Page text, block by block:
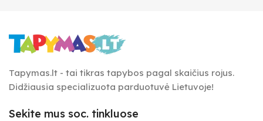
Tapymas.lt - tai tikras tapybos pagal skaičius rojus.
Didžiausia specializuota parduotuvė Lietuvoje!
Sekite mus soc. tinkluose